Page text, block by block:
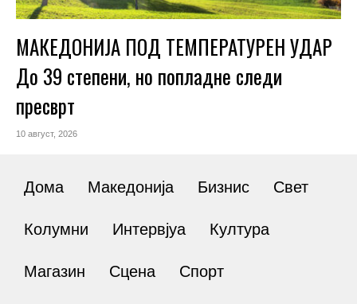
МАКЕДОНИЈА ПОД ТЕМПЕРАТУРЕН УДАР
До 39 степени, но попладне следи
пресврт
10 август, 2026
Дома Македонија Бизнис Свет
Колумни Интервјуа Култура
Магазин Сцена Спорт